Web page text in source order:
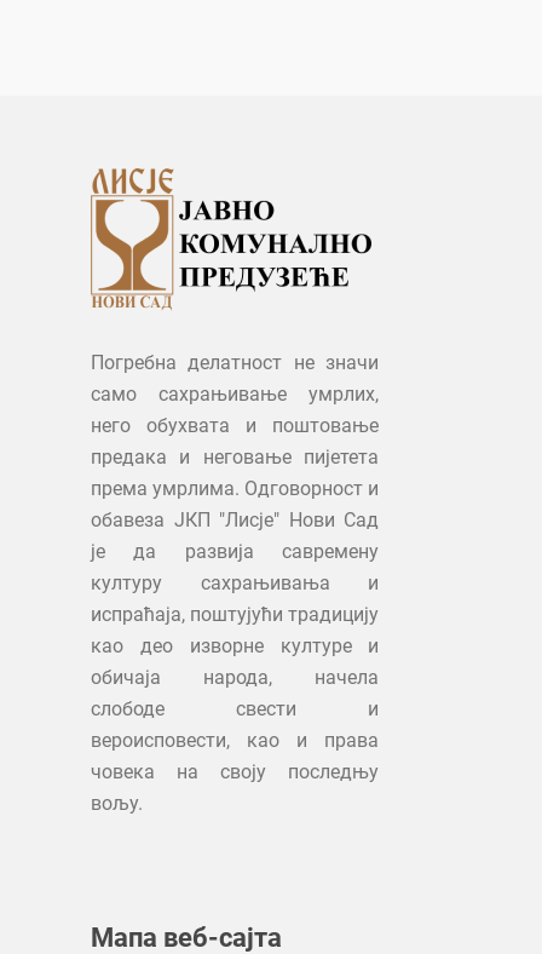
Погребна делатност не значи
само сахрањивање умрлих,
него обухвата и поштовање
предака и неговање пијетета
према умрлима. Одговорност и
обавеза ЈКП "Лисје" Нови Сад
је да развија савремену
културу сахрањивања и
испраћаја, поштујући традицију
као део изворне културе и
обичаја народа, начела
слободе свести и
вероисповести, као и права
човека на своју последњу
вољу.
Мапа веб-сајта